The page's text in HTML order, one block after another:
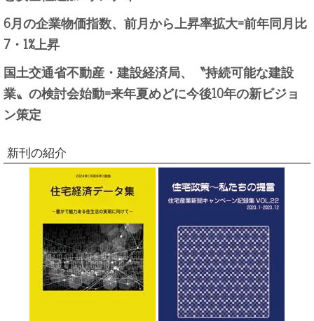
6月の企業物価指数、前月から上昇率拡大=前年同月比
7・1%上昇
国土交通省不動産・建設経済局、〝持続可能な建設
業〟の検討会始動=来年夏めどに今後10年の新ビジョ
ン策定
新刊の紹介